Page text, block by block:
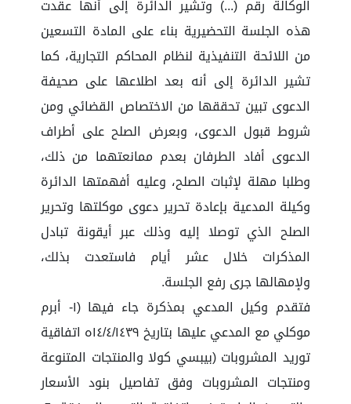
الوكالة رقم (...) وتشير الدائرة إلى أنها عقدت
هذه الجلسة التحضيرية بناء على المادة التسعين
من اللائحة التنفيذية لنظام المحاكم التجارية، كما
تشير الدائرة إلى أنه بعد اطلاعها على صحيفة
الدعوى تبين تحققها من الاختصاص القضائي ومن
شروط قبول الدعوى، وبعرض الصلح على أطراف
الدعوى أفاد الطرفان بعدم ممانعتهما من ذلك،
وطلبا مهلة لإثبات الصلح، وعليه أفهمتها الدائرة
وكيلة المدعية بإعادة تحرير دعوى موكلتها وتحرير
الصلح الذي توصلا إليه وذلك عبر أيقونة تبادل
المذكرات خلال عشر أيام فاستعدت بذلك،
ولإمهالها جرى رفع الجلسة.
فتقدم وكيل المدعي بمذكرة جاء فيها (١- أبرم
موكلي مع المدعي عليها بتاريخ ١٤/٤/١٤٣٩ه اتفاقية
توريد المشروبات (بيبسي كولا والمنتجات المتنوعة
ومنتجات المشروبات وفق تفاصيل بنود الأسعار